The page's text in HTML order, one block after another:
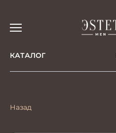
КАТАЛОГ
Назад